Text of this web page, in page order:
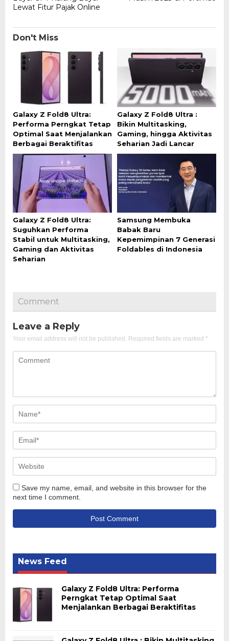
Lewat Fitur Pajak Online
Don't Miss
Galaxy Z Fold8 Ultra:
Performa Perngkat Tetap
Optimal Saat Menjalankan
Berbagai Beraktifitas
Galaxy Z Fold8 Ultra :
Bikin Multitasking,
Gaming, hingga Aktivitas
Seharian Jadi Lancar
Galaxy Z Fold8 Ultra:
Suguhkan Performa
Stabil untuk Multitasking,
Gaming dan Aktivitas
Seharian
Samsung Membuka
Babak Baru
Kepemimpinan 7 Generasi
Foldables di Indonesia
Comment
Leave a Reply
Your email address will not be published. Required fields are marked *
Save my name, email, and website in this browser for the
next time I comment.
News Feed
Galaxy Z Fold8 Ultra: Performa
Perngkat Tetap Optimal Saat
Menjalankan Berbagai Beraktifitas